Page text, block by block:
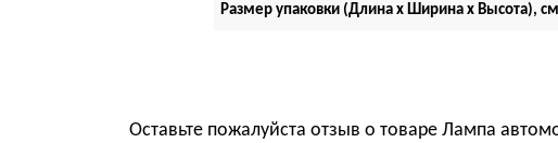
Размер упаковки (Длина х Ширина х Высота), см
Оставьте пожалуйста отзыв о товаре Лампа